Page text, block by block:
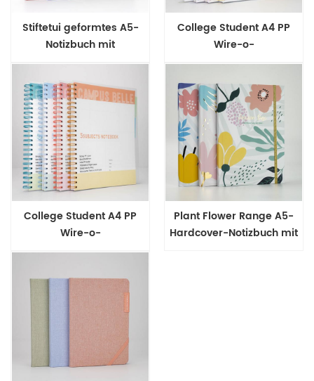
Stiftetui geformtes A5-
Notizbuch mit
Klebebindung
College Student A4 PP
Wire-o-
Bindungsnotizbuch
College Student A4 PP
Wire-o-
Bindungsnotizbuch
Plant Flower Range A5-
Hardcover-Notizbuch mit